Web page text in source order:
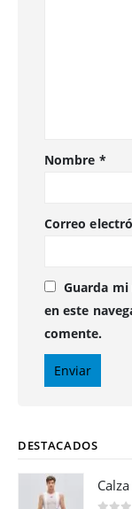
Nombre *
Correo
Guarda
en este
comente.
DESTACADOS